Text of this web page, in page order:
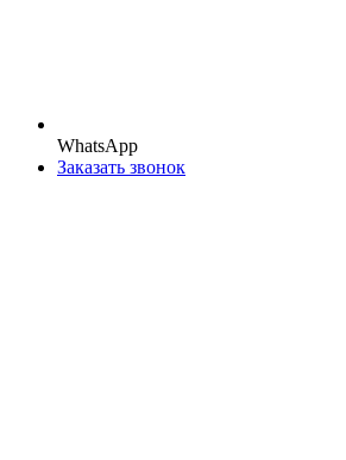
WhatsApp
Заказать звонок